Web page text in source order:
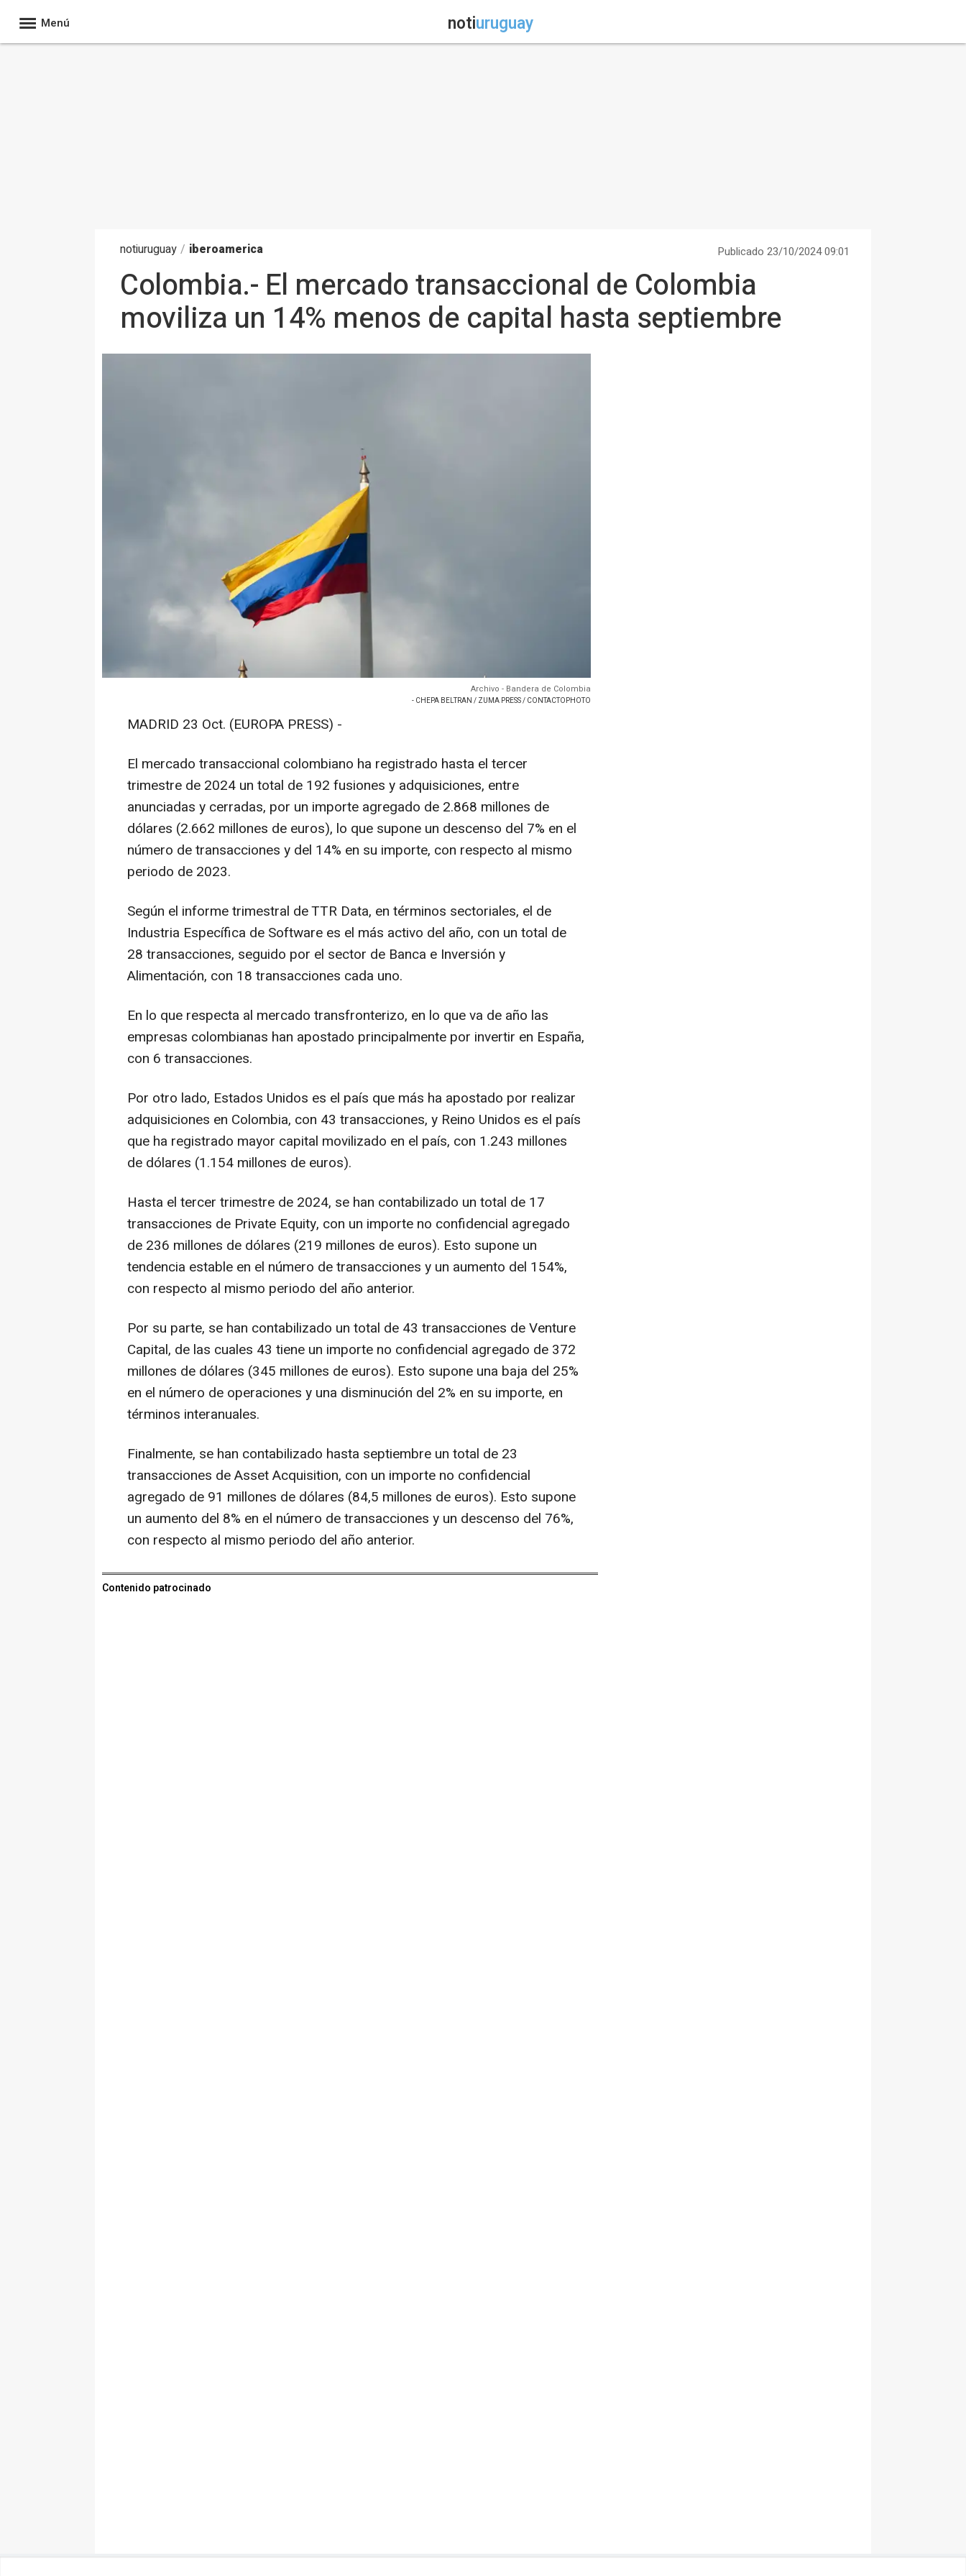
Menú notiuruguay
notiuruguay / iberoamerica Publicado 23/10/2024 09:01
Colombia.- El mercado transaccional de Colombia
moviliza un 14% menos de capital hasta septiembre
Archivo - Bandera de Colombia
- CHEPA BELTRAN / ZUMA PRESS / CONTACTOPHOTO
MADRID 23 Oct. (EUROPA PRESS) -
El mercado transaccional colombiano ha registrado hasta el tercer
trimestre de 2024 un total de 192 fusiones y adquisiciones, entre
anunciadas y cerradas, por un importe agregado de 2.868 millones de
dólares (2.662 millones de euros), lo que supone un descenso del 7% en el
número de transacciones y del 14% en su importe, con respecto al mismo
periodo de 2023.
Según el informe trimestral de TTR Data, en términos sectoriales, el de
Industria Específica de Software es el más activo del año, con un total de
28 transacciones, seguido por el sector de Banca e Inversión y
Alimentación, con 18 transacciones cada uno.
En lo que respecta al mercado transfronterizo, en lo que va de año las
empresas colombianas han apostado principalmente por invertir en España,
con 6 transacciones.
Por otro lado, Estados Unidos es el país que más ha apostado por realizar
adquisiciones en Colombia, con 43 transacciones, y Reino Unidos es el país
que ha registrado mayor capital movilizado en el país, con 1.243 millones
de dólares (1.154 millones de euros).
Hasta el tercer trimestre de 2024, se han contabilizado un total de 17
transacciones de Private Equity, con un importe no confidencial agregado
de 236 millones de dólares (219 millones de euros). Esto supone un
tendencia estable en el número de transacciones y un aumento del 154%,
con respecto al mismo periodo del año anterior.
Por su parte, se han contabilizado un total de 43 transacciones de Venture
Capital, de las cuales 43 tiene un importe no confidencial agregado de 372
millones de dólares (345 millones de euros). Esto supone una baja del 25%
en el número de operaciones y una disminución del 2% en su importe, en
términos interanuales.
Finalmente, se han contabilizado hasta septiembre un total de 23
transacciones de Asset Acquisition, con un importe no confidencial
agregado de 91 millones de dólares (84,5 millones de euros). Esto supone
un aumento del 8% en el número de transacciones y un descenso del 76%,
con respecto al mismo periodo del año anterior.
Contenido patrocinado